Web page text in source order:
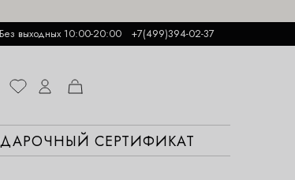
Без выходных 10:00-20:00
+7(499)394-02-37
СЕРТИФИКАТ